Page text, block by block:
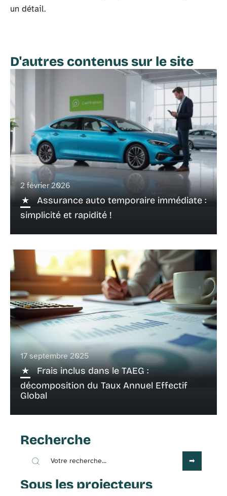
un détail.
D'autres contenus sur le site
2 février 2026
Assurance auto temporaire immédiate :
simplicité et rapidité !
17 septembre 2025
Frais inclus dans le TAEG :
décomposition du Taux Annuel Effectif
Global
Recherche
Sous les projecteurs